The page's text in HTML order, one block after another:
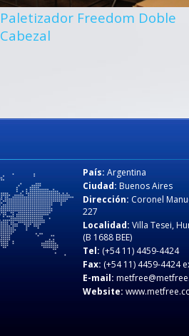
Paletizador Freedom Doble
Cabezal
País: Argentina
Ciudad: Buenos Aires
Dirección: Coronel
227
Localidad: Villa Tesei,
(B 1688 BEE)
Tel: (+54 11) 4459-4424
Fax: (+54 11) 4459-4424
E-mail:
Website: